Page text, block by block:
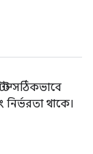
সঠিকভাবে
থাকে।